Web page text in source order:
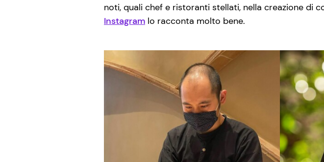
noti, quali chef e ristoranti stellati, nella creazione di
Instagram lo racconta molto bene.